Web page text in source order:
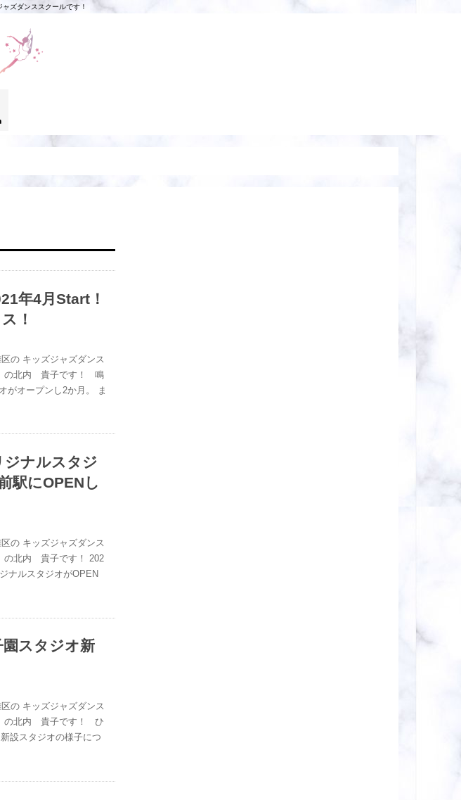
ズダンススクールです！
年4月Start！
！
の キッズジャズダンス
の北内 貴子です！ 鳴
がオープンし2か月。 ま
ジナルスタジ
駅にOPENし
の キッズジャズダンス
の北内 貴子です！ 202
ナルスタジオがOPEN
園スタジオ新
の キッズジャズダンス
の北内 貴子です！ ひ
設スタジオの様子につ